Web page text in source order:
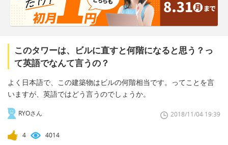
このタワーは、ビルに直すと何階になると思う？っ
て英語でなんて言うの？
よく日本語で、この建築物はビルの何階相当です。ってことを言
いますが、英語ではどう言うのでしょうか。
RYOさん 2018/11/04 19:39
4 4014